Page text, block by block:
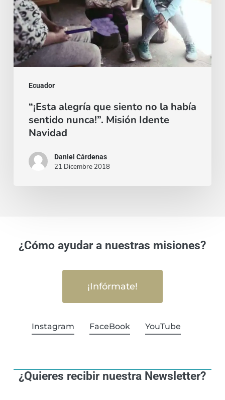
Ecuador
no
la
había
sentido
nunca!”.
Misión
Idente
Navidad
“¡Esta alegría que siento no la había
sentido nunca!”. Misión Idente
Navidad
Daniel Cárdenas
21 Dicembre 2018
¿Cómo ayudar a nuestras misiones?
¡Infórmate!
Instagram FaceBook YouTube
¿Quieres recibir nuestra Newsletter?